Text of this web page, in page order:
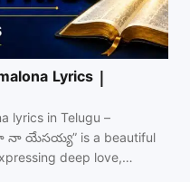
Lyrics |
lyrics in Telugu –
యేసయ్య” is a beautiful
deep love,…